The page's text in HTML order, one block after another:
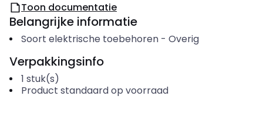
Toon documentatie
Belangrijke informatie
Soort elektrische toebehoren- Overig
Verpakkingsinfo
1 stuk(s)
Product standaard op voorraad